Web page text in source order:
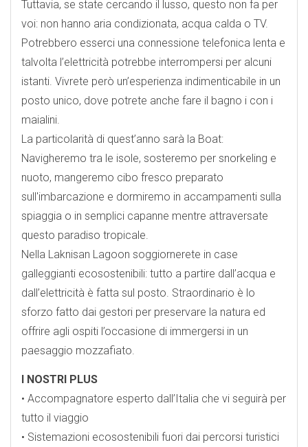
Tuttavia, se state cercando il lusso, questo non fa per
voi: non hanno aria condizionata, acqua calda o TV.
Potrebbero esserci una connessione telefonica lenta e
talvolta l’elettricità potrebbe interrompersi per alcuni
istanti. Vivrete però un’esperienza indimenticabile in un
posto unico, dove potrete anche fare il bagno i con i
maialini.
La particolarità di quest’anno sarà la Boat:
Navigheremo tra le isole, sosteremo per snorkeling e
nuoto, mangeremo cibo fresco preparato
sull'imbarcazione e dormiremo in accampamenti sulla
spiaggia o in semplici capanne mentre attraversate
questo paradiso tropicale.
Nella Laknisan Lagoon soggiornerete in case
galleggianti ecosostenibili: tutto a partire dall’acqua e
dall’elettricità è fatta sul posto. Straordinario è lo
sforzo fatto dai gestori per preservare la natura ed
offrire agli ospiti l’occasione di immergersi in un
paesaggio mozzafiato.
I NOSTRI PLUS
• Accompagnatore esperto dall’Italia che vi seguirà per
tutto il viaggio
• Sistemazioni ecosostenibili fuori dai percorsi turistici